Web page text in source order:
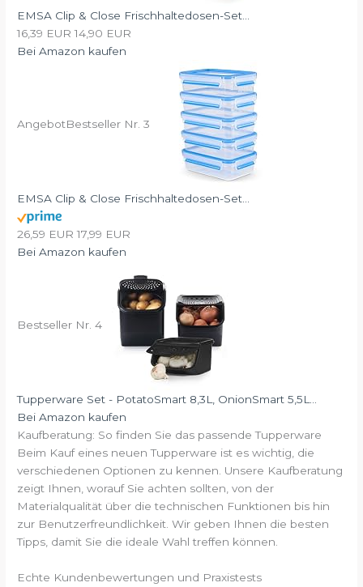
EMSA Clip & Close Frischhaltedosen-Set...
16,39 EUR 14,90 EUR
Bei Amazon kaufen
AngebotBestseller Nr. 3
EMSA Clip & Close Frischhaltedosen-Set...
26,59 EUR 17,99 EUR
Bei Amazon kaufen
Bestseller Nr. 4
Tupperware Set - PotatoSmart 8,3L, OnionSmart 5,5L...
Bei Amazon kaufen
Kaufberatung: So finden Sie das passende Tupperware
Beim Kauf eines neuen Tupperware ist es wichtig, die
verschiedenen Optionen zu kennen. Unsere Kaufberatung
zeigt Ihnen, worauf Sie achten sollten, von der
Materialqualität über die technischen Funktionen bis hin
zur Benutzerfreundlichkeit. Wir geben Ihnen die besten
Tipps, damit Sie die ideale Wahl treffen können.
Echte Kundenbewertungen und Praxistests